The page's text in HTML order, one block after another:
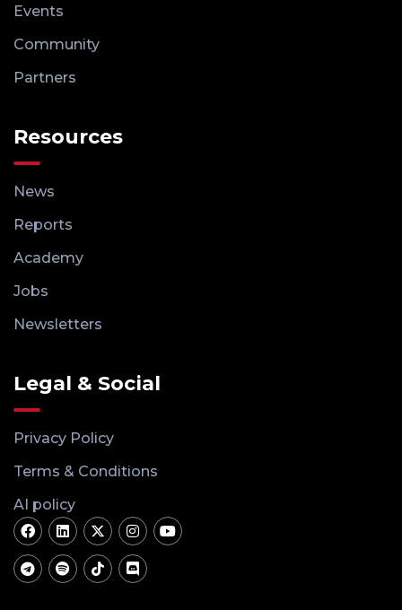
Events
Community
Partners
Resources
News
Reports
Academy
Jobs
Newsletters
Legal & Social
Privacy Policy
Terms & Conditions
AI policy